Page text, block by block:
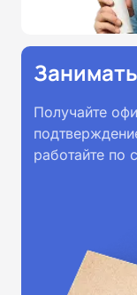
Получайте
работайте по